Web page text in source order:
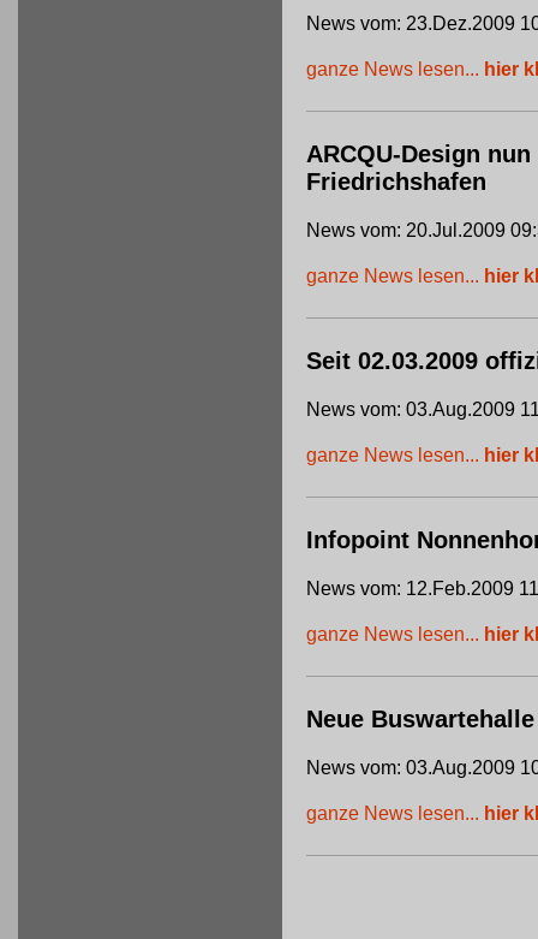
News vom: 23.Dez.2009
ganze News lesen... hier
ARCQU-Design
Friedrichshafen
News vom: 20.Jul.2009
ganze News lesen... hier
Seit 02.03.2009
News vom: 03.Aug.2009
ganze News lesen... hier
Infopoint
News vom: 12.Feb.2009
ganze News lesen... hier
Neue
News vom: 03.Aug.2009
ganze News lesen... hier